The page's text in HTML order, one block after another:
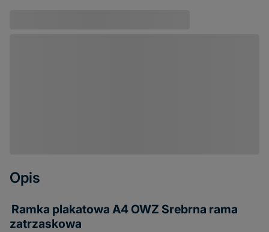
Opis
Ramka plakatowa A4 OWZ Srebrna rama
zatrzaskowa